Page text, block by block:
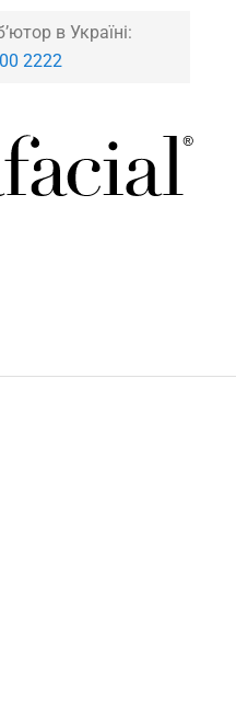
в Україні:
2222